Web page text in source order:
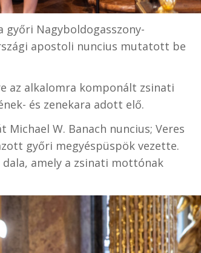
győri Nagyboldogasszony-
apostoli nuncius mutatott be
az alkalomra komponált zsinati
és zenekara adott elő.
W. Banach nuncius; Veres
győri megyéspüspök vezette.
amely a zsinati mottónak